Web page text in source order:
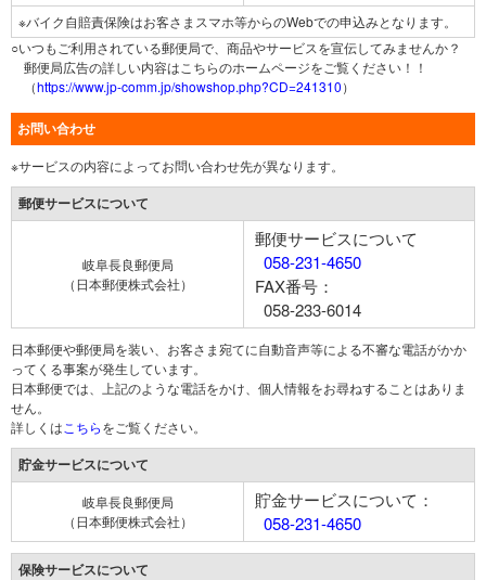
※バイク自賠責保険はお客さまスマホ等からのWebでの申込みとなります。
○いつもご利用されている郵便局で、商品やサービスを宣伝してみませんか？
郵便局広告の詳しい内容はこちらのホームページをご覧ください！！
（https://www.jp-comm.jp/showshop.php?CD=241310）
お問い合わせ
※サービスの内容によってお問い合わせ先が異なります。
郵便サービスについて
岐阜長良郵便局
（日本郵便株式会社）
郵便サービスについて
058-231-4650
FAX番号：
058-233-6014
日本郵便や郵便局を装い、お客さま宛てに自動音声等による不審な電話がかか
ってくる事案が発生しています。
日本郵便では、上記のような電話をかけ、個人情報をお尋ねすることはありま
せん。
詳しくは こちらをご覧ください。
貯金サービスについて
岐阜長良郵便局
（日本郵便株式会社）
貯金サービスについて：
058-231-4650
保険サービスについて